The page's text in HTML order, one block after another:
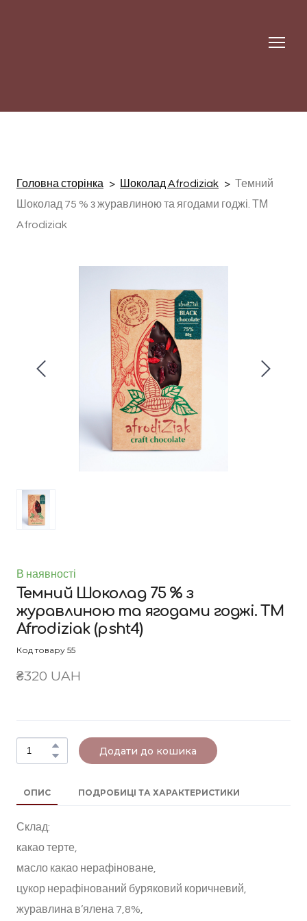
Головна сторінка Шоколад Afrodiziak
Темний
Шоколад 75 % з журавлиною та ягодами годжі. ТМ
Afrodiziak
В наявності
Темний Шоколад 75 % з
журавлиною та ягодами годжі. ТМ
Afrodiziak (psht4)
Код товару 55
₴320 UAH
Додати до кошика
ОПИС ПОДРОБИЦІ ТА ХАРАКТЕРИСТИКИ
Склад:
какао терте,
масло какао нерафіноване,
цукор нерафінований буряковий коричневий,
журавлина в’ялена 7,8%,